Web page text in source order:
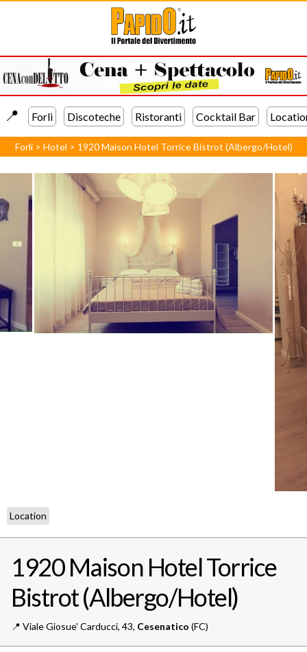
📍️ Forli Discoteche Ristoranti Cocktail Bar
Forli >Hotel > 1920 Maison Hotel Torrice Bistrot (Albergo/Hotel)
Location
1920 Maison Hotel Torrice
Bistrot (Albergo/Hotel)
📍️ Viale Giosue' Carducci, 43, Cesenatico (FC)